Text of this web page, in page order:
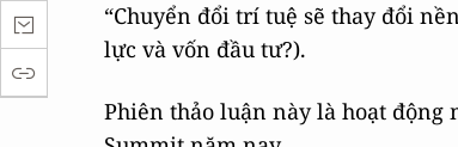
“Chuyển đổi trí tuệ sẽ thay đổi
lực và vốn đầu tư?).
Phiên thảo luận này là hoạt